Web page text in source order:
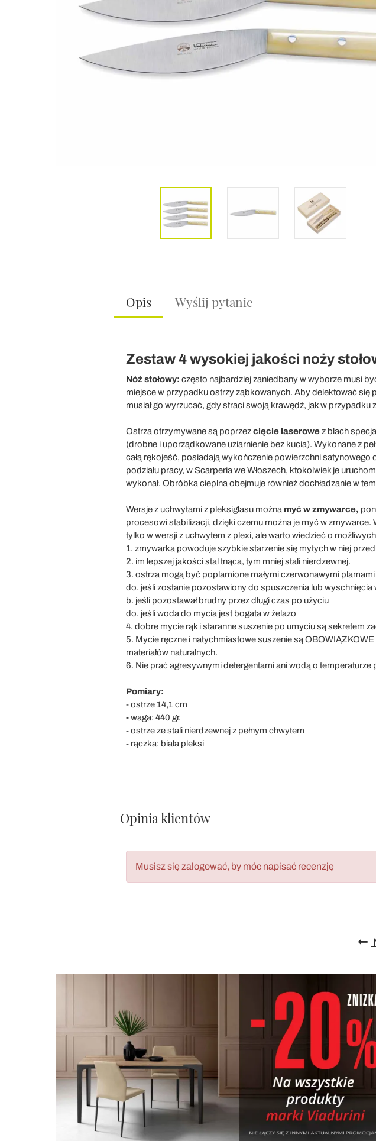
Opis Wyślij pytanie
Zestaw 4 wysokiej jakości noży
Nóż stołowy: często najbardziej zaniedbany w wyborze musi
miejsce w przypadku ostrzy ząbkowanych. Aby delektować się
musiał go wyrzucać, gdy straci swoją krawędź, jak w
Ostrza otrzymywane są poprzezcięcie laserowez blach
(drobne i uporządkowane uziarnienie bez kucia). Wykonane z
całą rękojeść, posiadają wykończenie powierzchni satynowego
podziału pracy, w Scarperia we Włoszech, ktokolwiek je
wykonał. Obróbka cieplna obejmuje również dochładzanie w
Wersje z uchwytami z pleksiglasu można myć w zmywarce,
procesowi stabilizacji, dzięki czemu można je myć w
tylko w wersji z uchwytem z plexi, ale warto wiedzieć o
1. zmywarka powoduje szybkie starzenie się mytych w niej
2. im lepszej jakości stal tnąca, tym mniej stali nierdzewnej.
3. ostrza mogą być poplamione małymi czerwonawymi
do. jeśli zostanie pozostawiony do spuszczenia lub wyschnięcia
b. jeśli pozostawał brudny przez długi czas po użyciu
do. jeśli woda do mycia jest bogata w żelazo
4. dobre mycie rąk i staranne suszenie po umyciu są sekretem
5. Mycie ręczne i natychmiastowe suszenie są
materiałów naturalnych.
6. Nie prać agresywnymi detergentami ani wodą o temperaturze
Pomiary:
- ostrze 14,1 cm
-waga: 440 gr.
-ostrze ze stali nierdzewnej z pełnym chwytem
-rączka: biała pleksi
Opinia klientów
Musisz się zalogować, by móc napisać recenzję